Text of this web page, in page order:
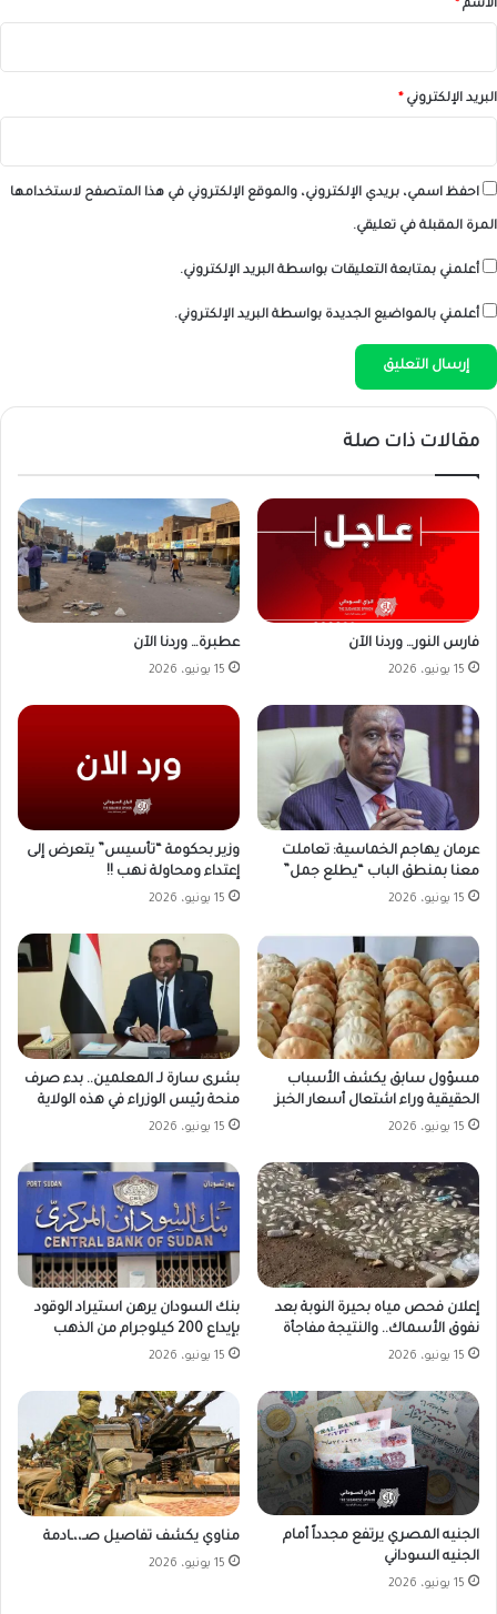
الاسم *
البريد الإلكتروني*
احفظ اسمي، بريدي الإلكتروني، والموقع الإلكتروني في هذا المتصفح لاستخدامها
المرة المقبلة في تعليقي.
أعلمني بمتابعة التعليقات بواسطة البريد الإلكتروني.
أعلمني بالمواضيع الجديدة بواسطة البريد الإلكتروني.
مقالات ذات صلة
فارس النور… وردنا الآن
15 يونيو، 2026
عطبرة… وردنا الآن
15 يونيو، 2026
عرمان يهاجم الخماسية: تعاملت
معنا بمنطق الباب “يطلع جمل”
15 يونيو، 2026
وزير بحكومة “تأسيس” يتعرض إلى
إعتداء ومحاولة نهب !!
15 يونيو، 2026
مسؤول سابق يكشف الأسباب
الحقيقية وراء اشتعال أسعار الخبز
15 يونيو، 2026
بشرى سارة لـ المعلمين.. بدء صرف
منحة رئيس الوزراء في هذه الولاية
15 يونيو، 2026
إعلان فحص مياه بحيرة النوبة بعد
نفوق الأسماك.. والنتيجة مفاجأة
15 يونيو، 2026
بنك السودان يرهن استيراد الوقود
بإيداع 200 كيلوجرام من الذهب
15 يونيو، 2026
الجنيه المصري يرتفع مجدداً أمام
الجنيه السوداني
15 يونيو، 2026
مناوي يكشف تفاصيل صـ،،ـادمة
15 يونيو، 2026